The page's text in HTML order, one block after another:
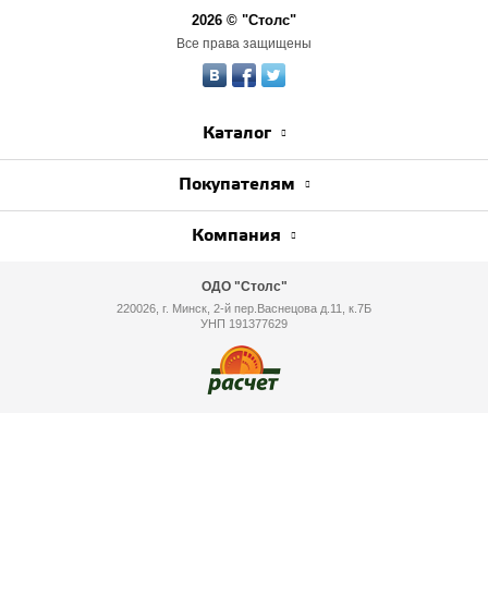
2026 © "Столс"
Все права защищены
Каталог
Покупателям
Компания
ОДО "Столс"
220026, г. Минск, 2-й пер.Васнецова д.11, к.7Б
УНП 191377629